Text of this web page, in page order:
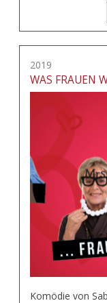
2019
WAS FRAUEN
Komödie von